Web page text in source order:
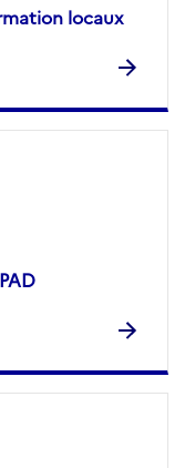
locaux